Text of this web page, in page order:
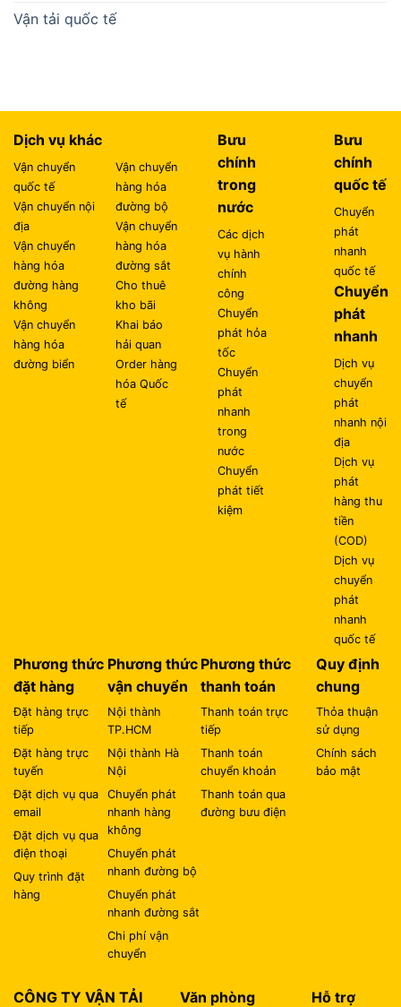
Vận tải quốc tế
Dịch vụ khác
Vận chuyển
quốc tế
Vận chuyển nội
địa
Vận chuyển
hàng hóa
đường hàng
không
Vận chuyển
hàng hóa
đường biển
Vận chuyển
hàng hóa
đường bộ
Vận chuyển
hàng hóa
đường sắt
Cho thuê
kho bãi
Khai báo
hải quan
Order hàng
hóa Quốc
tế
Bưu
chính
trong
nước
Các dịch
vụ hành
chính
công
Chuyển
phát hỏa
tốc
Chuyển
phát
nhanh
trong
nước
Chuyển
phát tiết
kiệm
Bưu
chính
quốc tế
Chuyển
phát
nhanh
quốc tế
Chuyển
phát
nhanh
Dịch vụ
chuyển
phát
nhanh nội
địa
Dịch vụ
phát
hàng thu
tiền
(COD)
Dịch vụ
chuyển
phát
nhanh
quốc tế
Phương thức
đặt hàng
Đặt hàng trực
tiếp
Đặt hàng trực
tuyến
Đặt dịch vụ qua
email
Đặt dịch vụ qua
điện thoại
Quy trình đặt
hàng
Phương thức
vận chuyển
Nội thành
TP.HCM
Nội thành Hà
Nội
Chuyển phát
nhanh hàng
không
Chuyển phát
nhanh đường bộ
Chuyển phát
nhanh đường sắt
Chi phí vận
chuyển
Phương thức
thanh toán
Thanh toán trực
tiếp
Thanh toán
chuyển khoản
Thanh toán qua
đường bưu điện
Quy định
chung
Thỏa thuận
sử dụng
Chính sách
bảo mật
CÔNG TY VẬN TẢI
Văn phòng
Hỗ trợ